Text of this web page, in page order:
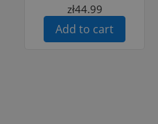
zł44.99
Add to cart